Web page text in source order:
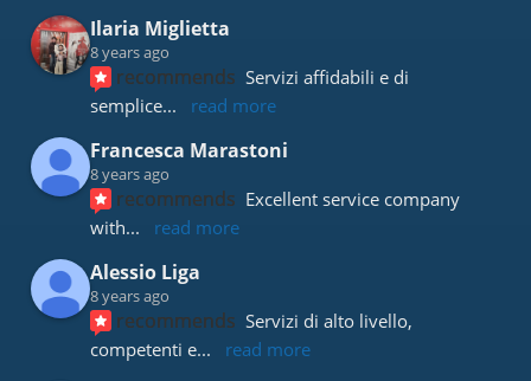
Ilaria Miglietta
8 years ago
recommends Servizi affidabili e di
semplice... read more
Francesca Marastoni
8 years ago
recommends Excellent service company
with... read more
Alessio Liga
8 years ago
recommends Servizi di alto livello,
competenti e... read more